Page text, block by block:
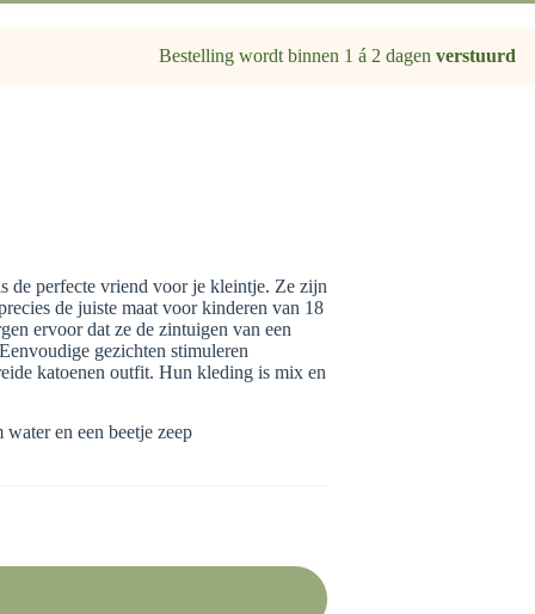
Bestelling wordt binnen 1 á 2 dagen verstuurd
de perfecte vriend voor je kleintje. Ze zijn
de juiste maat voor kinderen van 18
ervoor dat ze de zintuigen van een
gezichten stimuleren
katoenen outfit. Hun kleding is mix en
en een beetje zeep